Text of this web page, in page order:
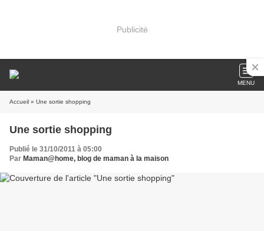
Publicité
MENU
Accueil » Une sortie shopping
Une sortie shopping
Publié le 31/10/2011 à 05:00
Par Maman@home, blog de maman à la maison